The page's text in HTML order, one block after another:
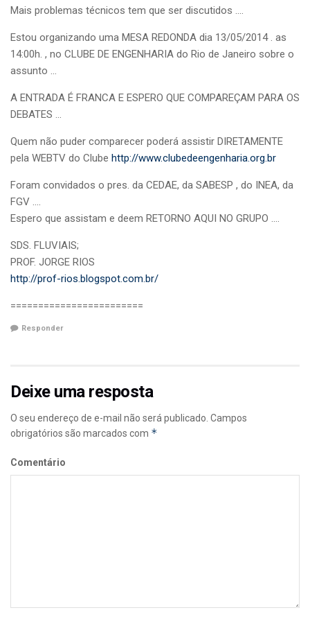
Mais problemas técnicos tem que ser discutidos ….
Estou organizando uma MESA REDONDA dia 13/05/2014 . as
14:00h. , no CLUBE DE ENGENHARIA do Rio de Janeiro sobre o
assunto …
A ENTRADA É FRANCA E ESPERO QUE COMPAREÇAM PARA OS
DEBATES …
Quem não puder comparecer poderá assistir DIRETAMENTE
pela WEBTV do Clube http://www.clubedeengenharia.org.br
Foram convidados o pres. da CEDAE, da SABESP , do INEA, da
FGV ….
Espero que assistam e deem RETORNO AQUI NO GRUPO ….
SDS. FLUVIAIS;
PROF. JORGE RIOS
http://prof-rios.blogspot.com.br/
========================
Responder
Deixe uma resposta
O seu endereço de e-mail não será publicado. Campos
obrigatórios são marcados com *
Comentário